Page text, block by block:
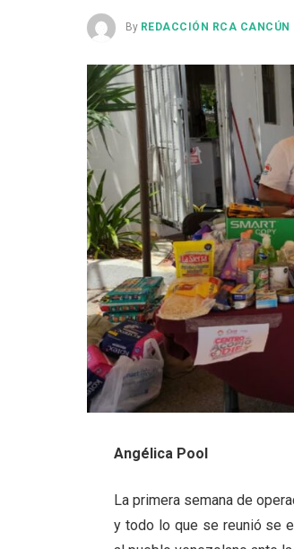
By REDACCIÓN RCA CANCÚN
Angélica Pool
La primera semana de
y todo lo que se reunió se